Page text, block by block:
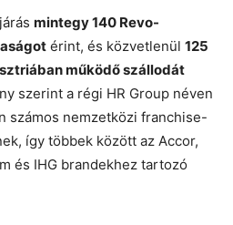
mintegy 140 Revo-
érint, és közvetlenül 125
működő szállodát
szerint a régi HR Group néven
számos nemzetközi franchise-
így többek között az Accor,
és IHG brandekhez tartozó